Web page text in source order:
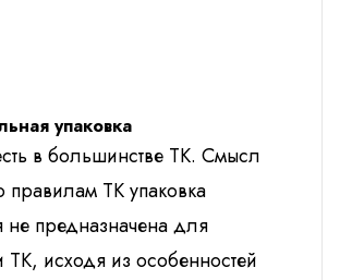
упаковка
в большинстве ТК. Смысл
правилам ТК упаковка
не предназначена для
ТК, исходя из особенностей